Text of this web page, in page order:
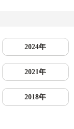
2024年
2021年
2018年